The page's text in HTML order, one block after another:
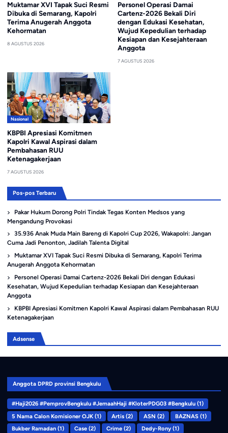
Muktamar XVI Tapak Suci Resmi
Dibuka di Semarang, Kapolri
Terima Anugerah Anggota
Kehormatan
8 AGUSTUS 2026
Personel Operasi Damai
Cartenz-2026 Bekali Diri
dengan Edukasi Kesehatan,
Wujud Kepedulian terhadap
Kesiapan dan Kesejahteraan
Anggota
7 AGUSTUS 2026
Nasional
KBPBI Apresiasi Komitmen
Kapolri Kawal Aspirasi dalam
Pembahasan RUU
Ketenagakerjaan
7 AGUSTUS 2026
Pos-pos Terbaru
Pakar Hukum Dorong Polri Tindak Tegas Konten Medsos yang
Mengandung Provokasi
35.936 Anak Muda Main Bareng di Kapolri Cup 2026, Wakapolri: Jangan
Cuma Jadi Penonton, Jadilah Talenta Digital
Muktamar XVI Tapak Suci Resmi Dibuka di Semarang, Kapolri Terima
Anugerah Anggota Kehormatan
Personel Operasi Damai Cartenz-2026 Bekali Diri dengan Edukasi
Kesehatan, Wujud Kepedulian terhadap Kesiapan dan Kesejahteraan
Anggota
KBPBI Apresiasi Komitmen Kapolri Kawal Aspirasi dalam Pembahasan RUU
Ketenagakerjaan
Adsense
Anggota DPRD provinsi Bengkulu
#Haji2026 #PemprovBengkulu #JemaahHaji #KloterPDG03 #Bengkulu(1)
5 Nama Calon Komisioner OJK(1) Artis (2) ASN (2) BAZNAS (1)
Bukber Ramadan(1) Case (2) Crime (2) Dedy-Rony(1)